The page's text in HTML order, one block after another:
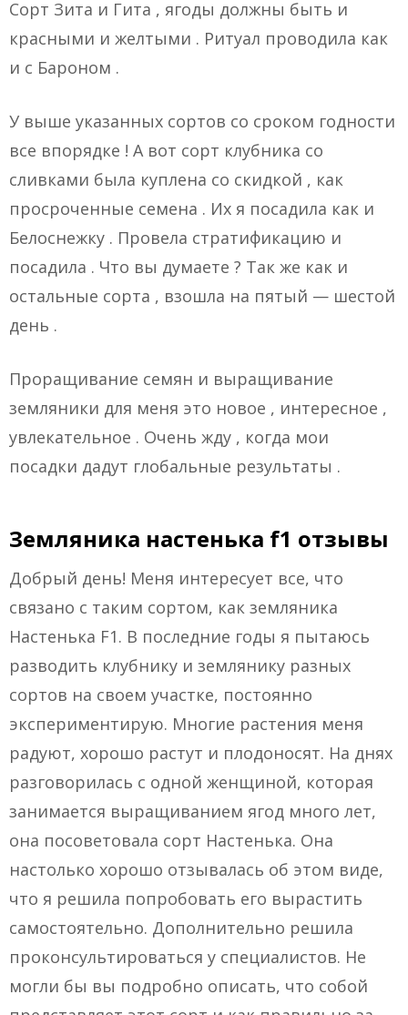
Сорт Зита и Гита , ягоды должны быть и
красными и желтыми . Ритуал проводила как
и с Бароном .
У выше указанных сортов со сроком годности
все впорядке ! А вот сорт клубника со
сливками была куплена со скидкой , как
просроченные семена . Их я посадила как и
Белоснежку . Провела стратификацию и
посадила . Что вы думаете ? Так же как и
остальные сорта , взошла на пятый — шестой
день .
Проращивание семян и выращивание
земляники для меня это новое , интересное ,
увлекательное . Очень жду , когда мои
посадки дадут глобальные результаты .
Земляника настенька f1 отзывы
Добрый день! Меня интересует все, что
связано с таким сортом, как земляника
Настенька F1. В последние годы я пытаюсь
разводить клубнику и землянику разных
сортов на своем участке, постоянно
экспериментирую. Многие растения меня
радуют, хорошо растут и плодоносят. На днях
разговорилась с одной женщиной, которая
занимается выращиванием ягод много лет,
она посоветовала сорт Настенька. Она
настолько хорошо отзывалась об этом виде,
что я решила попробовать его вырастить
самостоятельно. Дополнительно решила
проконсультироваться у специалистов. Не
могли бы вы подробно описать, что собой